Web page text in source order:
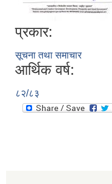
प्रकार:
सूचना तथा समाचार
आर्थिक वर्ष:
८२/८३